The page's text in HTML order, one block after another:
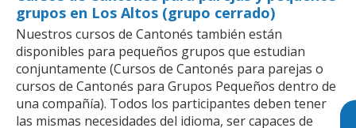
grupos en Los Altos (grupo cerrado)
Nuestros cursos de Cantonés también están
disponibles para pequeños grupos que estudian
conjuntamente (Cursos de Cantonés para parejas o
cursos de Cantonés para Grupos Pequeños dentro de
una compañía). Todos los participantes deben tener
las mismas necesidades del idioma, ser capaces de